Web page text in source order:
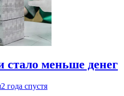
стало меньше денег
2 года спустя